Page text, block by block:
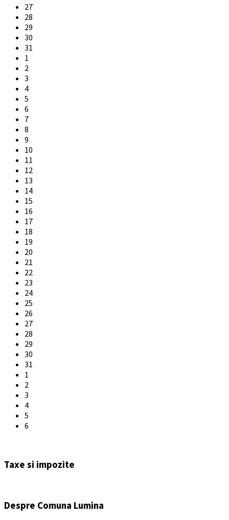
Skip
calendar
days
27
28
29
30
31
1
2
3
4
5
6
7
8
9
10
11
12
13
14
15
16
17
18
19
20
21
22
23
24
25
26
27
28
29
30
31
1
2
3
4
5
6
calendar
Taxe si impozite
Despre Comuna Lumina